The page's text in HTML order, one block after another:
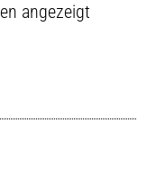
angezeigt